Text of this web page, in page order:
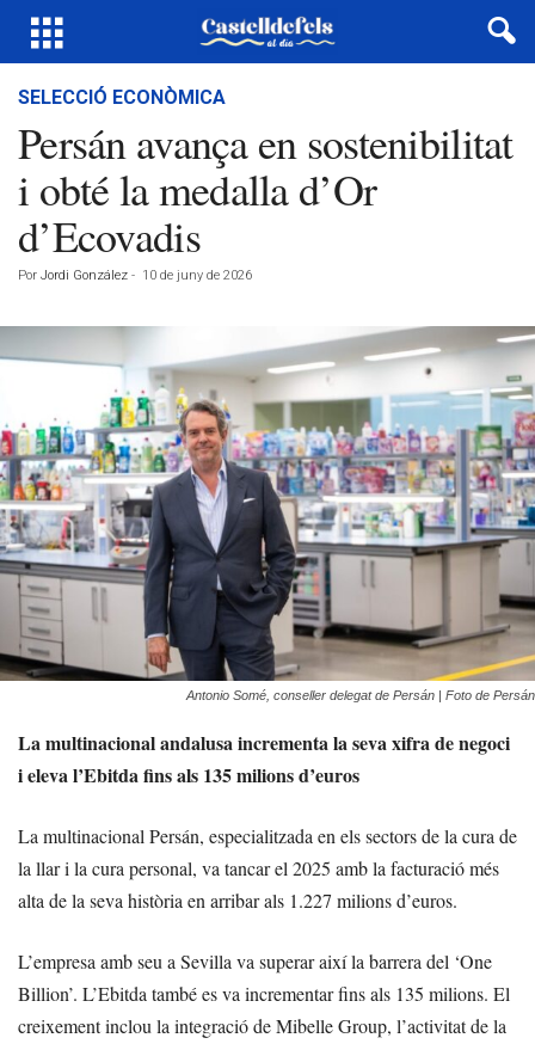
SELECCIÓ ECONÒMICA
Persán avança en sostenibilitat
i obté la medalla d’Or
d’Ecovadis
Por Jordi González - 10 de juny de 2026
Antonio Somé, conseller delegat de Persán | Foto de Persán
La multinacional andalusa incrementa la seva xifra de negoci
i eleva l’Ebitda fins als 135 milions d’euros
La multinacional Persán, especialitzada en els sectors de la cura de
la llar i la cura personal, va tancar el 2025 amb la facturació més
alta de la seva història en arribar als 1.227 milions d’euros.
L’empresa amb seu a Sevilla va superar així la barrera del ‘One
Billion’. L’Ebitda també es va incrementar fins als 135 milions. El
creixement inclou la integració de Mibelle Group, l’activitat de la